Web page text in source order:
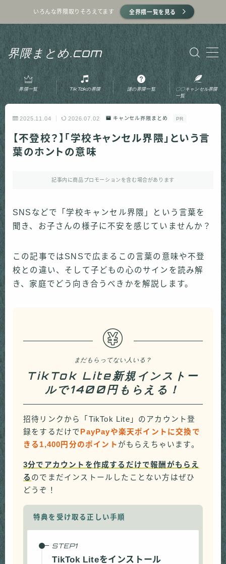
いろんな界隈取りそろえてます 全界隈一覧を見る
界隈まとめ.com
MENU
ホーム
プライバシーポリシー
運営者情報
お問い合わせ
界隈一覧 TikTokの界隈 謎の界隈一覧
〇〇キャンセル界隈
一覧
2025.11.04 2026.07.02 キャンセル界隈まとめ PR
【不登校？】「学校キャンセル界隈」という言
葉のホントの意味
記事内に商品プロモーションを含む場合があります
SNSなどで「学校キャンセル界隈」という言葉を
聞き、お子さんの様子に不安を感じていませんか？
この記事ではSNSで広まるこの言葉の意味や不登
校との違い、そして子どもの心のサインを読み解
き、家庭でどう向き合うべきかを解説します。
まだもらってない人いる？
TikTok Lite新規インストー
ルで1400円もらえる！
招待リンクから「TikTok Lite」のアカウント登
録をするだけでPayPayや楽天ポイントに交換で
きる1,400円分のポイント がもらえちゃいます。
3分でアカウントを作成するだけで報酬がもらえ
る のでまだインストールしたことない方はぜひ
どうぞ！
特典を受け取る正しい手順
TikTok Liteをインストール